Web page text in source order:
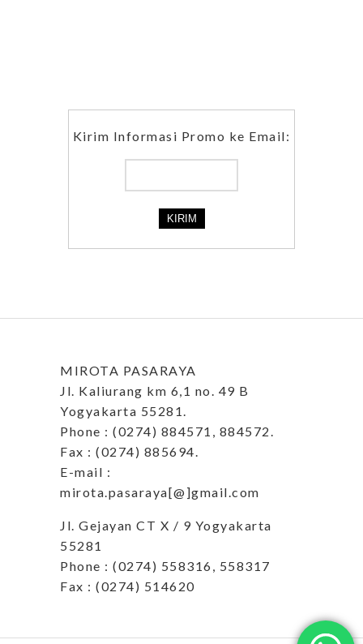
Kirim Informasi Promo ke Email:
MIROTA PASARAYA
Jl. Kaliurang km 6,1 no. 49 B
Yogyakarta 55281.
Phone : (0274) 884571, 884572.
Fax : (0274) 885694.
E-mail :
mirota.pasaraya[@]gmail.com
Jl. Gejayan CT X / 9 Yogyakarta
55281
Phone : (0274) 558316, 558317
Fax : (0274) 514620